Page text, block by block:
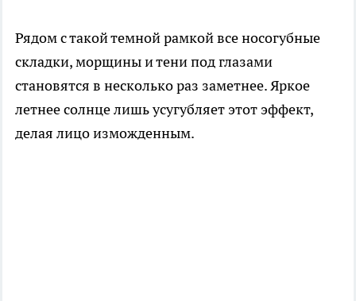
Рядом с такой темной рамкой все носогубные
складки, морщины и тени под глазами
становятся в несколько раз заметнее. Яркое
летнее солнце лишь усугубляет этот эффект,
делая лицо изможденным.